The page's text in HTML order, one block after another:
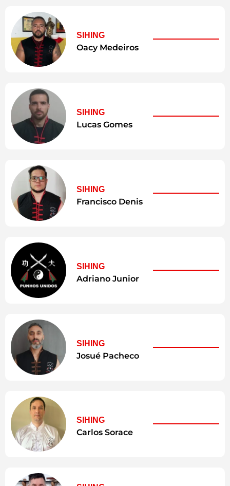
SIHING
Oacy Medeiros
SIHING
Lucas Gomes
SIHING
Francisco Denis
SIHING
Adriano Junior
SIHING
Josué Pacheco
SIHING
Carlos Sorace